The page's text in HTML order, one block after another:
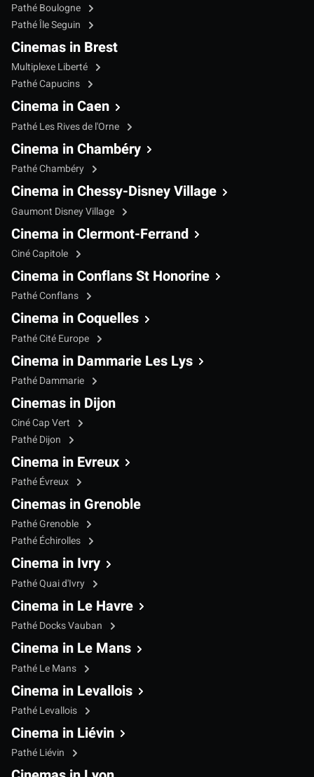
Pathé Boulogne
Pathé Île Seguin
Cinemas in Brest
Multiplexe Liberté
Pathé Capucins
Cinema in Caen
Pathé Les Rives de l'Orne
Cinema in Chambéry
Pathé Chambéry
Cinema in Chessy-Disney Village
Gaumont Disney Village
Cinema in Clermont-Ferrand
Ciné Capitole
Cinema in Conflans St Honorine
Pathé Conflans
Cinema in Coquelles
Pathé Cité Europe
Cinema in Dammarie Les Lys
Pathé Dammarie
Cinemas in Dijon
Ciné Cap Vert
Pathé Dijon
Cinema in Evreux
Pathé Évreux
Cinemas in Grenoble
Pathé Grenoble
Pathé Échirolles
Cinema in Ivry
Pathé Quai d'Ivry
Cinema in Le Havre
Pathé Docks Vauban
Cinema in Le Mans
Pathé Le Mans
Cinema in Levallois
Pathé Levallois
Cinema in Liévin
Pathé Liévin